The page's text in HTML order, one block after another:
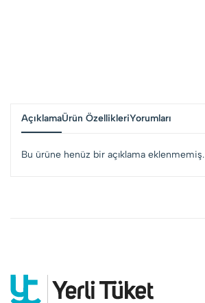
AçıklamaÜrün ÖzellikleriYorumları
Bu ürüne henüz bir açıklama eklenmemiş.